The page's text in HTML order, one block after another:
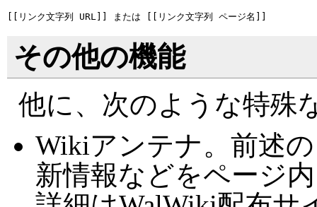
その他の機能
他に、次のような特殊
Wikiアンテナ。前述
新情報などをページ